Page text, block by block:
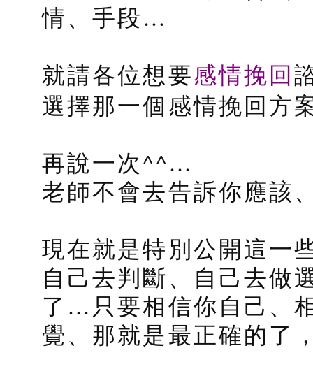
情、手段…
就請各位想要感情挽回
選擇那一個感情挽回方
再說一次^^…
老師不會去告訴你應該
現在就是特別公開這一
自己去判斷、自己去做
了…只要相信你自己、
覺、那就是最正確的了